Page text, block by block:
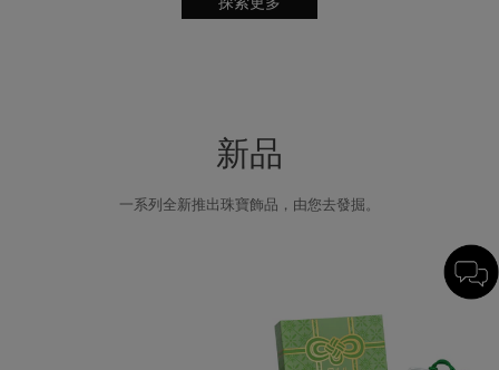
新品
一系列全新推出珠寶飾品，由您去發掘。